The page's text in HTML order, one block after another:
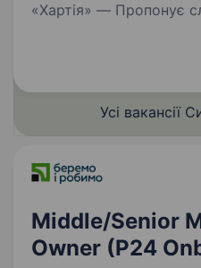
«Хартія» — Пропонує
підрозділу з якісним
реалізації свого…
Усі вакансії
Middle/Senior
Owner (P24